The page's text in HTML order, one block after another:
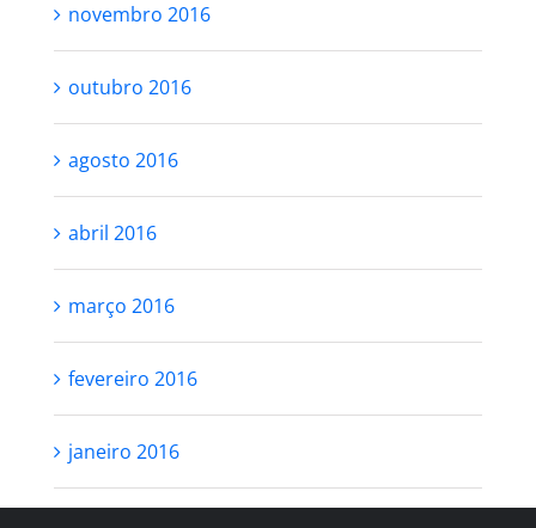
novembro 2016
outubro 2016
agosto 2016
abril 2016
março 2016
fevereiro 2016
janeiro 2016